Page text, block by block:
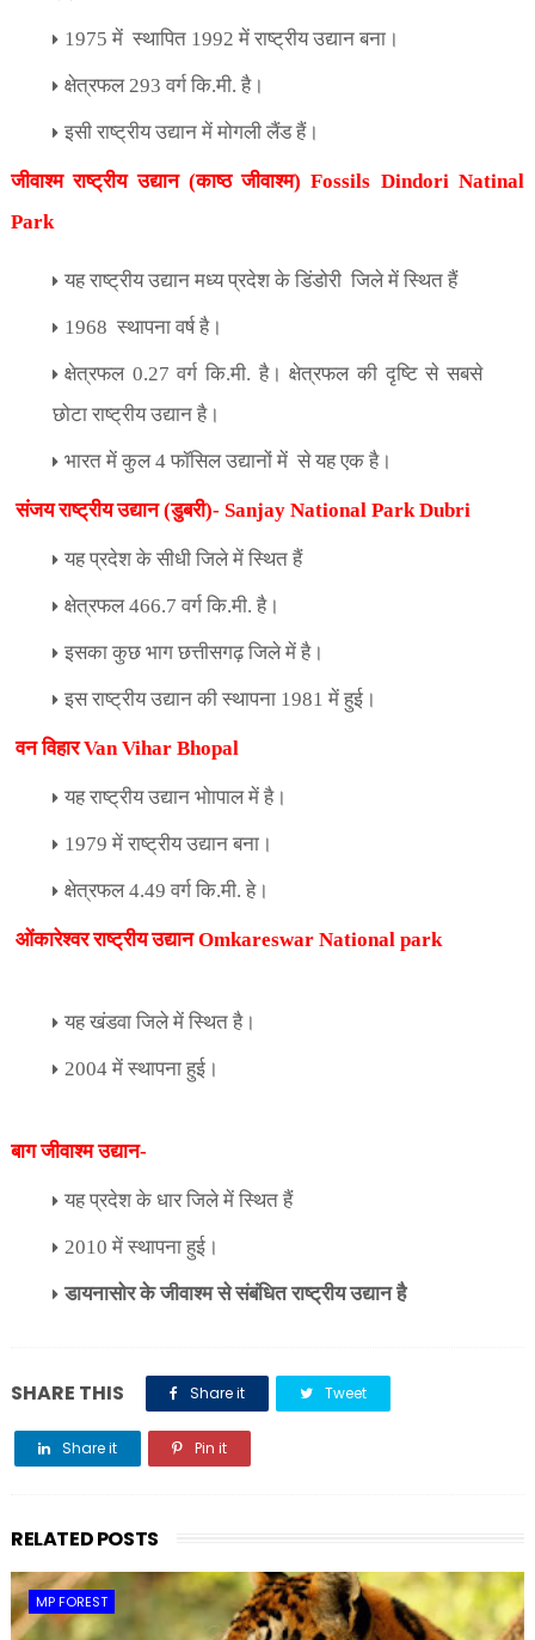
1975 में स्थापित 1992 में राष्ट्रीय उद्यान बना।
क्षेत्रफल293 वर्ग कि.मी. है।
इसी राष्ट्रीय उद्यान में मोगली लैंड हैं।
जीवाश्म राष्ट्रीय उद्यान (काष्ठ जीवाश्म)Fossils Dindori Natinal
Park
यह राष्ट्रीय उद्यान मध्य प्रदेश के डिंडोरी जिले में स्थित हैं
1968 स्थापना वर्ष है।
क्षेत्रफल 0.27वर्ग कि.मी. है। क्षेत्रफल की दृष्टि से सबसे
छोटा राष्ट्रीय उद्यान है।
भारत में कुल4 फॉसिल उद्यानों में से यह एक है।
संजय राष्ट्रीय उद्यान (डुबरी)- Sanjay National Park Dubri
यह प्रदेश के सीधी जिले में स्थित हैं
क्षेत्रफल466.7 वर्ग कि.मी. है।
इसका कुछ भाग छत्तीसगढ़ जिले में है।
इस राष्ट्रीय उद्यान की स्थापना 1981 में हुई।
वन विहारVan Vihar Bhopal
यह राष्ट्रीय उद्यान भोापाल में है।
1979 में राष्ट्रीय उद्यान बना।
क्षेत्रफल4.49 वर्ग कि.मी. हे।
ओंकारेश्वर राष्ट्रीय उद्यानOmkareswar National park
यह खंडवा जिले में स्थित है।
2004 में स्थापना हुई।
बाग जीवाश्म उद्यान-
यह प्रदेश के धार जिले में स्थित हैं
2010 में स्थापना हुई।
डायनासोर के जीवाश्म से संबंधित राष्ट्रीय उद्यान है
SHARE THIS Share it Tweet
Share it Pin it
RELATED POSTS
MP FOREST